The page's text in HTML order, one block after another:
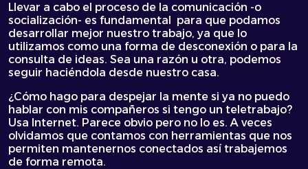
Llevar a cabo el proceso de la comunicación -o
socialización- es fundamental para que podamos
desarrollar mejor nuestro trabajo, ya que lo
utilizamos como una forma de desconexión o para la
consulta de ideas. Sea una razón u otra, podemos
seguir haciéndola desde nuestro casa.
¿Cómo hago para despejar la mente si ya no puedo
hablar con mis compañeros si tengo un teletrabajo?
Usa Internet. Parece obvio pero no lo es. A veces
olvidamos que contamos con herramientas que nos
permiten mantenernos conectados así trabajemos
de forma remota.